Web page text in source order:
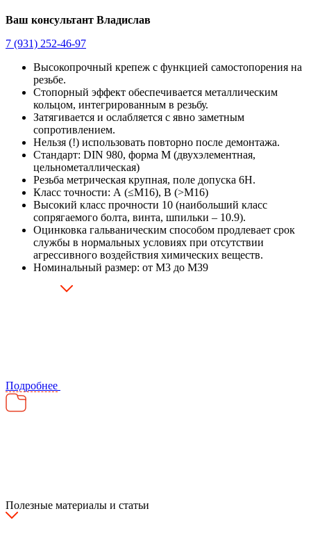
Ваш консультант Владислав
7 (931) 252-46-97
Высокопрочный крепеж с функцией самостопорения на
резьбе.
Стопорный эффект обеспечивается металлическим
кольцом, интегрированным в резьбу.
Затягивается и ослабляется с явно заметным
сопротивлением.
Нельзя (!) использовать повторно после демонтажа.
Стандарт: DIN 980, форма М (двухэлементная,
цельнометаллическая)
Резьба метрическая крупная, поле допуска 6H.
Класс точности: А (≤M16), В (>M16)
Высокий класс прочности 10 (наибольший класс
сопрягаемого болта, винта, шпильки – 10.9).
Оцинковка гальваническим способом продлевает срок
службы в нормальных условиях при отсутствии
агрессивного воздействия химических веществ.
Номинальный размер: от М3 до М39
Подробнее
Полезные материалы и статьи